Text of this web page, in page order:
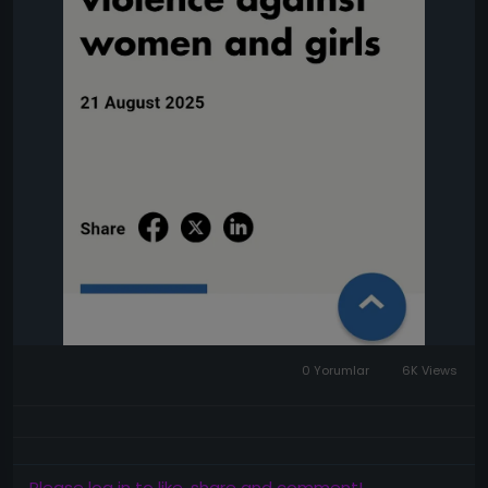
Préparation
2. Préparation du boulgour
Lavez soigneusement le boulgour et égouttez-le.
Faites-le cuire dans le bouillon de viande (comptez
environ 3 verres de bouillon pour 1 verre de
boulgour). Laissez mijoter doucement jusqu’à ce
qu’il soit complètement tendre et légèrement
0 Yorumlar 6K Views